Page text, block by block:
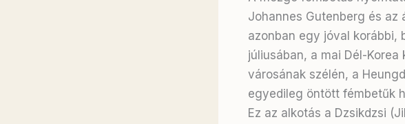
Johannes Gutenberg és az
azonban egy jóval korábbi,
júliusában, a mai Dél-
városának szélén, a
egyedileg öntött fémbetűk
Ez az alkotás a Dzsikdzsi